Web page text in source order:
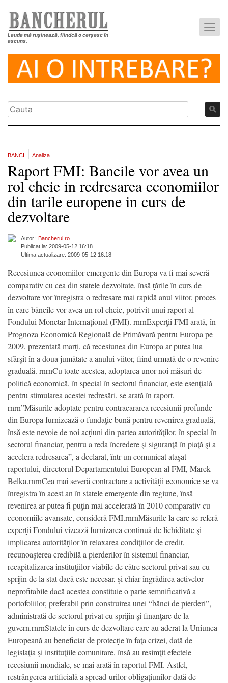
Lauda mă rușinează, fiindcă o cerșesc în
ascuns.
BANCI Analiza
Raport FMI: Bancile vor avea un
rol cheie in redresarea economiilor
din tarile europene in curs de
dezvoltare
Autor: Bancherul.ro
Publicat la: 2009-05-12 16:18
Ultima actualizare: 2009-05-12 16:18
Recesiunea economiilor emergente din Europa va fi mai severă
comparativ cu cea din statele dezvoltate, însă ţările în curs de
dezvoltare vor înregistra o redresare mai rapidă anul viitor, proces
în care băncile vor avea un rol cheie, potrivit unui raport al
Fondului Monetar Internaţional (FMI). rnrnExperţii FMI arată, în
Prognoza Economică Regională de Primăvară pentru Europa pe
2009, prezentată marţi, că recesiunea din Europa ar putea lua
sfârşit în a doua jumătate a anului viitor, fiind urmată de o revenire
graduală. rnrnCu toate acestea, adoptarea unor noi măsuri de
politică economică, în special în sectorul financiar, este esenţială
pentru stimularea acestei redresări, se arată în raport.
rnrn”Măsurile adoptate pentru contracararea recesiunii profunde
din Europa furnizează o fundaţie bună pentru revenirea graduală,
însă este nevoie de noi acţiuni din partea autorităţilor, în special în
sectorul financiar, pentru a reda încredere şi siguranţă în piaţă şi a
accelera redresarea”, a declarat, într-un comunicat ataşat
raportului, directorul Departamentului European al FMI, Marek
Belka.rnrnCea mai severă contractare a activităţii economice se va
înregistra în acest an în statele emergente din regiune, însă
revenirea ar putea fi puţin mai accelerată în 2010 comparativ cu
economiile avansate, consideră FMI.rnrnMăsurile la care se referă
experţii Fondului vizează furnizarea continuă de lichiditate şi
implicarea autorităţilor în relaxarea condiţiilor de credit,
recunoaşterea credibilă a pierderilor în sistemul financiar,
recapitalizarea instituţiilor viabile de către sectorul privat sau cu
sprijin de la stat dacă este necesar, şi chiar îngrădirea activelor
neprofitabile dacă acestea constituie o parte semnificativă a
portofoliilor, preferabil prin construirea unei “bănci de pierderi”,
administrată de sectorul privat cu sprijin şi finanţare de la
guvern.rnrnStatele în curs de dezvoltare care au aderat la Uniunea
Europeană au beneficiat de protecţie în faţa crizei, dată de
legislaţia şi instituţiile comunitare, însă au resimţit efectele
recesiunii mondiale, se mai arată în raportul FMI. Astfel,
restrângerea artificială a spread-urilor obligaţiunilor dată de